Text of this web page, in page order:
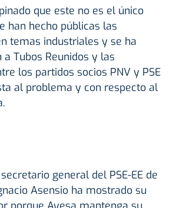
que este no es el único
han hecho públicas las
temas industriales y se ha
Tubos Reunidos y las
los partidos socios PNV y PSE
al problema y con respecto al
general del PSE-EE de
Asensio ha mostrado su